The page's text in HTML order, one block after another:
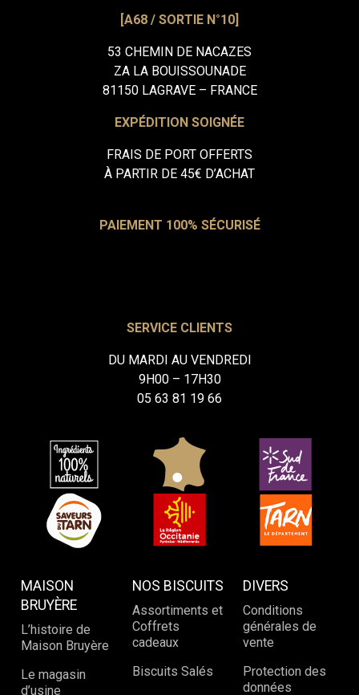
[A68 / SORTIE N°10]
53 CHEMIN DE NACAZES
ZA LA BOUISSOUNADE
81150 LAGRAVE – FRANCE
EXPÉDITION SOIGNÉE
FRAIS DE PORT OFFERTS
À PARTIR DE 45€ D’ACHAT
PAIEMENT 100% SÉCURISÉ
SERVICE CLIENTS
DU MARDI AU VENDREDI
9H00 – 17H30
05 63 81 19 66
MAISON
BRUYÈRE
L’histoire de
Maison Bruyère
Le magasin
d’usine
NOS BISCUITS
Assortiments et
Coffrets
cadeaux
Biscuits Salés
DIVERS
Conditions
générales de
vente
Protection des
données